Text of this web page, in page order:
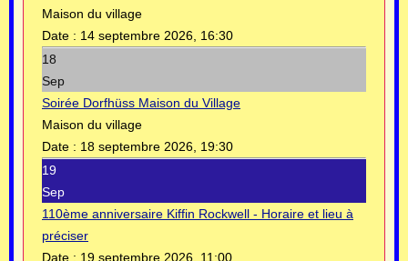
Maison du village
Date : 14 septembre 2026, 16:30
18
Sep
Soirée Dorfhüss Maison du Village
Maison du village
Date : 18 septembre 2026, 19:30
19
Sep
110ème anniversaire Kiffin Rockwell - Horaire et lieu à
préciser
Date : 19 septembre 2026, 11:00